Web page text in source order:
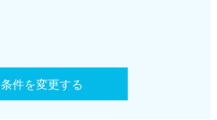
条件を変更する